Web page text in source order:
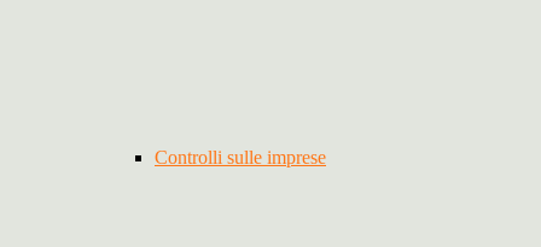
Controlli sulle imprese